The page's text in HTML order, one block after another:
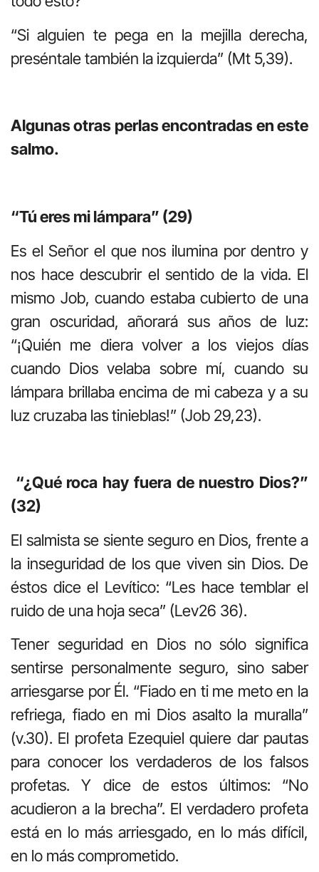
“Si alguien te pega en la mejilla derecha,
preséntale también la izquierda” (Mt 5,39).
Algunas otras perlas encontradas en este
salmo.
“Tú eres mi lámpara” (29)
Es el Señor el que nos ilumina por dentro y
nos hace descubrir el sentido de la vida. El
mismo Job, cuando estaba cubierto de una
gran oscuridad, añorará sus años de luz:
“¡Quién me diera volver a los viejos días
cuando Dios velaba sobre mí, cuando su
lámpara brillaba encima de mi cabeza y a su
luz cruzaba las tinieblas!” (Job 29,23).
“¿Qué roca hay fuera de nuestro Dios?”
(32)
El salmista se siente seguro en Dios, frente a
la inseguridad de los que viven sin Dios. De
éstos dice el Levítico: “Les hace temblar el
ruido de una hoja seca” (Lev26 36).
Tener seguridad en Dios no sólo significa
sentirse personalmente seguro, sino saber
arriesgarse por Él. “Fiado en ti me meto en la
refriega, fiado en mi Dios asalto la muralla”
(v.30). El profeta Ezequiel quiere dar pautas
para conocer los verdaderos de los falsos
profetas. Y dice de estos últimos: “No
acudieron a la brecha”. El verdadero profeta
está en lo más arriesgado, en lo más difícil,
en lo más comprometido.